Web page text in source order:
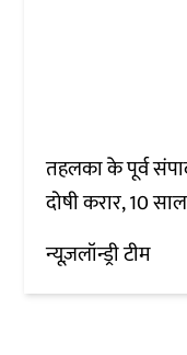
तहलका के पूर्व
दोषी करार, 10
न्यूज़लॉन्ड्री टीम